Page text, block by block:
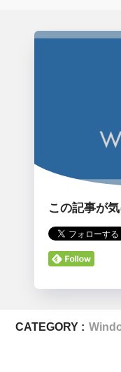
この記事が
CATEGORY :